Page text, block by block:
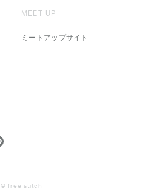
MEET UP
ミートアップサイト
© free stitch